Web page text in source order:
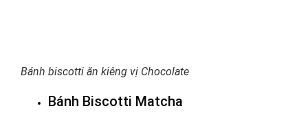
Bánh biscotti ăn kiêng vị Chocolate
Bánh Biscotti Matcha